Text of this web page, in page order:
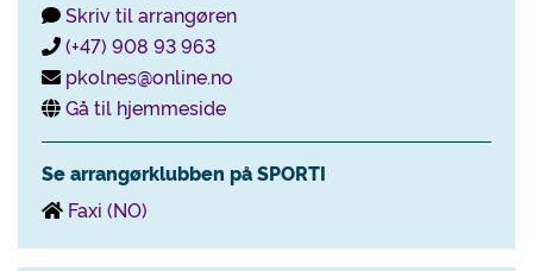
Skriv til arrangøren
(+47) 908 93 963
pkolnes@online.no
Gå til hjemmeside
Se arrangørklubben på SPORTI
Faxi (NO)